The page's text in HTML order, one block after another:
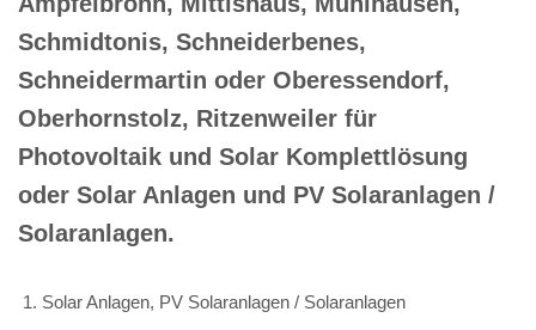
Schmidtonis, Schneiderbenes,
Schneidermartin oder Oberessendorf,
Oberhornstolz, Ritzenweiler für
Photovoltaik und Solar Komplettlösung
oder Solar Anlagen und PV Solaranlagen /
Solaranlagen.
Solar Anlagen, PV Solaranlagen / Solaranlagen